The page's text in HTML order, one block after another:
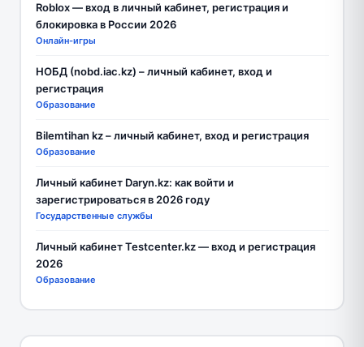
Roblox — вход в личный кабинет, регистрация и
блокировка в России 2026
Онлайн-игры
НОБД (nobd.iac.kz) – личный кабинет, вход и
регистрация
Образование
Bilemtihan kz – личный кабинет, вход и регистрация
Образование
Личный кабинет Daryn.kz: как войти и
зарегистрироваться в 2026 году
Государственные службы
Личный кабинет Testcenter.kz — вход и регистрация
2026
Образование